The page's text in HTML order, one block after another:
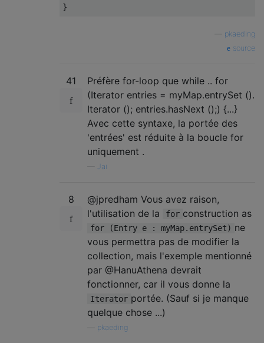
}
pkaeding
source
41
Préfère for-loop que while .. for
(Iterator entries = myMap.entrySet ().
Iterator (); entries.hasNext ();) {...}
Avec cette syntaxe, la portée des
'entrées' est réduite à la boucle for
uniquement .
Jai
8
@jpredham Vous avez raison,
l'utilisation de la
for construction as
for (Entry e : myMap.entrySet) ne
vous permettra pas de modifier la
collection, mais l'exemple mentionné
par @HanuAthena devrait
fonctionner, car il vous donne la
Iterator portée. (Sauf si je manque
quelque chose ...)
pkaeding